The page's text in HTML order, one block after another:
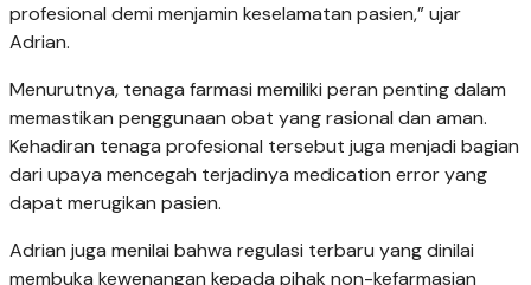
profesional demi menjamin keselamatan pasien,” ujar
Adrian.
Menurutnya, tenaga farmasi memiliki peran penting dalam
memastikan penggunaan obat yang rasional dan aman.
Kehadiran tenaga profesional tersebut juga menjadi bagian
dari upaya mencegah terjadinya medication error yang
dapat merugikan pasien.
Adrian juga menilai bahwa regulasi terbaru yang dinilai
membuka kewenangan kepada pihak non-kefarmasian